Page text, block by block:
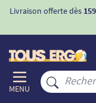
Livraison offerte dès
MENU